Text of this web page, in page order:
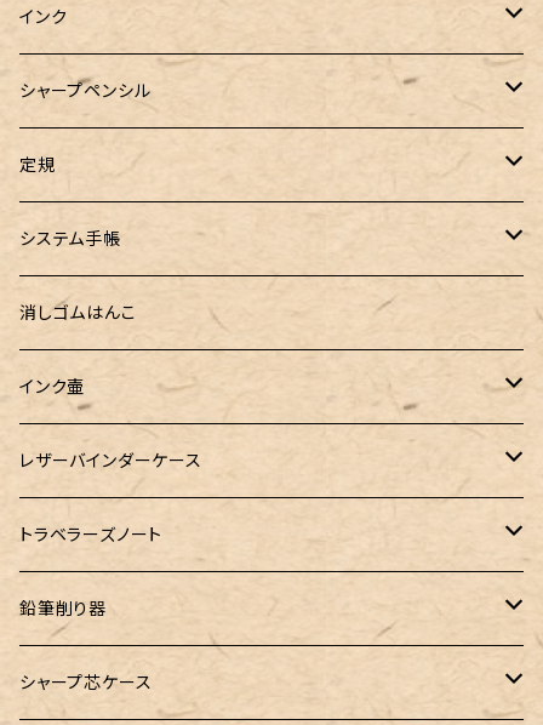
PLATINUM（プラチナ）
BENU（ベヌー）
PARKER（パーカー）
Kaweco（カヴェコ）
AURORA（アウロラ）
LAMY（ラミー）
フェリスホイールプレス
大西製作所
染色カクノ
TWSBI（ツイスビー）
マルチペン
PILOT（パイロット）
SAILOR（セーラー）
Caran d'Ache（カランダッシュ）
Kaweco（カヴェコ）
富士瘤クラフト
100% Pencillest 真鍮ペン
フェリスホイールプレス
BENJA メノルカペン
Fisher（フィッシャー）
HUGO BOSS（ヒューゴボス）
ラウンドジップペンケース
ロールペンケース
&Liebe(アンドリーベ)
シーカンパニー
LOONLOON（ルンルン）
ラダイト
PARLEY (パーリィー)
ガルフストリーム
NAGASAWA（ナガサワ）
PILOT（パイロット）
アシュフォード
スリップオン
工芸装置
ペンネジューク オリジナル（予約品）
ペンネジューク オリジナル（在庫品）
書籍
佐瀬工業所
リュリュ
セキセイ
寺西化学工業
ガラス工房 LUC
ガラス工房 SAYORI
GLASS STUDIO しなぷす
アトリグラス
インク
オリジナルインク
Tono&Lims
インクガチャ
セーラー万年筆
100色インク工房
ゆらめくink
PILOT
色彩雫
フェリスホイールプレス
10mlインク
20mlインク
Pelican
インクガチャ
PLATINUM（プラチナ）
シャープペンシル
富士瘤クラフト
こぶた工房
Steef&Co. (スティーフ)
ST Draft 短軸
ST Draft 全軸
マーベラスウッド
バディ
マーベラスシャープ
カヴェコ
カランダッシュ
ロットリング
プラチナ
定規
Ystudio（ワイスタジオ）
ミドリカンパニー
ラダイト
Ruk (ルカ)
LOGステーショナリー
システム手帳
プロッター
ミニ5サイズ
ミニ6サイズ
ダヴィンチ ロロマクラシック
ファイロファックス
アシュフォード
消しゴムはんこ
インク壷
白石ガラス工房
フェリスホイールプレス
レザーバインダーケース
PLOTTER
トラベラーズノート
スターターキット
リフィル・カスタマイズパーツ
鉛筆削り器
コヒノール
シャープ芯ケース